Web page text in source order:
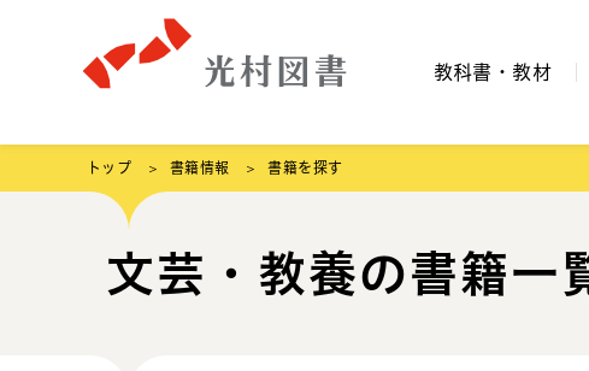
教科書・教材
トップ 書籍情報 書籍を探す
文芸・教養の書籍一